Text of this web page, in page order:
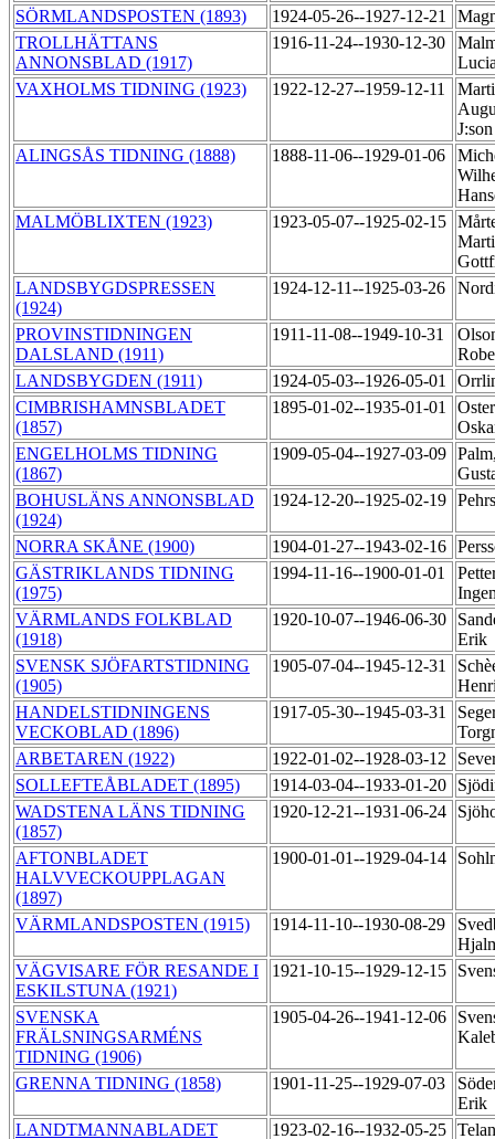
SÖRMLANDSPOSTEN (1893)
1924-05-26--1927-12-21
TROLLHÄTTANS
ANNONSBLAD (1917)
1916-11-24--1930-12-30
VAXHOLMS TIDNING (1923)
1922-12-27--1959-12-11
ALINGSÅS TIDNING (1888)
1888-11-06--1929-01-06
MALMÖBLIXTEN (1923)
1923-05-07--1925-02-15
LANDSBYGDSPRESSEN
(1924)
1924-12-11--1925-03-26
PROVINSTIDNINGEN
DALSLAND (1911)
1911-11-08--1949-10-31
LANDSBYGDEN (1911)
1924-05-03--1926-05-01
CIMBRISHAMNSBLADET
(1857)
1895-01-02--1935-01-01
ENGELHOLMS TIDNING
(1867)
1909-05-04--1927-03-09
BOHUSLÄNS ANNONSBLAD
(1924)
1924-12-20--1925-02-19
NORRA SKÅNE (1900) 1904-01-27--1943-02-16
GÄSTRIKLANDS TIDNING
(1975)
1994-11-16--1900-01-01
VÄRMLANDS FOLKBLAD
(1918)
1920-10-07--1946-06-30
Erik
SVENSK SJÖFARTSTIDNING
(1905)
1905-07-04--1945-12-31
HANDELSTIDNINGENS
VECKOBLAD (1896)
1917-05-30--1945-03-31
ARBETAREN (1922)
1922-01-02--1928-03-12
SOLLEFTEÅBLADET (1895)
1914-03-04--1933-01-20
WADSTENA LÄNS TIDNING
(1857)
1920-12-21--1931-06-24
AFTONBLADET
HALVVECKOUPPLAGAN
(1897)
1900-01-01--1929-04-14
VÄRMLANDSPOSTEN (1915) 1914-11-10--1930-08-29
VÄGVISARE FÖR RESANDE I
ESKILSTUNA (1921)
1921-10-15--1929-12-15
SVENSKA
FRÄLSNINGSARMÉNS
TIDNING (1906)
1905-04-26--1941-12-06
GRENNA TIDNING (1858) 1901-11-25--1929-07-03
Erik
LANDTMANNABLADET
1923-02-16--1932-05-25